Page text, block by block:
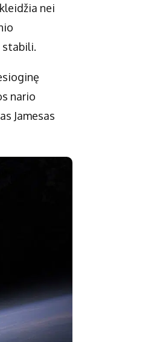
nei
stabili.
nario
Jamesas